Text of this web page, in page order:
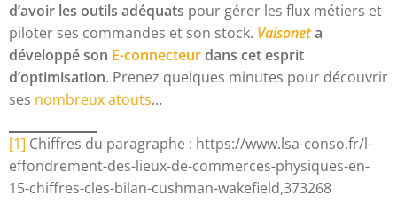
d’avoir les outils adéquats pour gérer les flux métiers et
piloter ses commandes et son stock. Vaisoneta
développé son E-connecteurdans cet esprit
d’optimisation. Prenez quelques minutes pour découvrir
ses nombreux atouts…
[1] Chiffres du paragraphe : https://www.lsa-conso.fr/l-
effondrement-des-lieux-de-commerces-physiques-en-
15-chiffres-cles-bilan-cushman-wakefield,373268